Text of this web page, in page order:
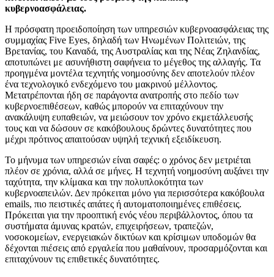
κυβερνοασφάλειας.
Η πρόσφατη προειδοποίηση των υπηρεσιών κυβερνοασφάλειας της
συμμαχίας Five Eyes, δηλαδή των Ηνωμένων Πολιτειών, της
Βρετανίας, του Καναδά, της Αυστραλίας και της Νέας Ζηλανδίας,
αποτυπώνει με ασυνήθιστη σαφήνεια το μέγεθος της αλλαγής. Τα
προηγμένα μοντέλα τεχνητής νοημοσύνης δεν αποτελούν πλέον
ένα τεχνολογικό ενδεχόμενο του μακρινού μέλλοντος.
Μετατρέπονται ήδη σε παράγοντα ανατροπής στο πεδίο των
κυβερνοεπιθέσεων, καθώς μπορούν να επιταχύνουν την
ανακάλυψη ευπαθειών, να μειώσουν τον χρόνο εκμετάλλευσής
τους και να δώσουν σε κακόβουλους δρώντες δυνατότητες που
μέχρι πρότινος απαιτούσαν υψηλή τεχνική εξειδίκευση.
Το μήνυμα των υπηρεσιών είναι σαφές: ο χρόνος δεν μετριέται
πλέον σε χρόνια, αλλά σε μήνες. Η τεχνητή νοημοσύνη αυξάνει την
ταχύτητα, την κλίμακα και την πολυπλοκότητα των
κυβερνοαπειλών. Δεν πρόκειται μόνο για περισσότερα κακόβουλα
emails, πιο πειστικές απάτες ή αυτοματοποιημένες επιθέσεις.
Πρόκειται για την προοπτική ενός νέου περιβάλλοντος, όπου τα
συστήματα άμυνας κρατών, επιχειρήσεων, τραπεζών,
νοσοκομείων, ενεργειακών δικτύων και κρίσιμων υποδομών θα
δέχονται πιέσεις από εργαλεία που μαθαίνουν, προσαρμόζονται και
επιταχύνουν τις επιθετικές δυνατότητες.